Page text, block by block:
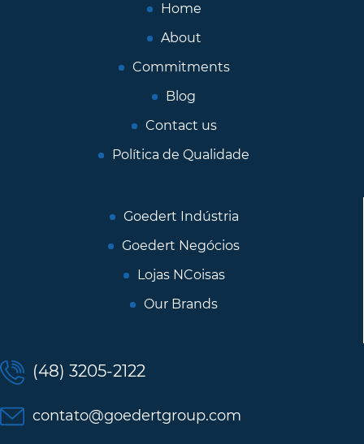
Home
About
Commitments
Blog
Contact us
Política de Qualidade
Goedert Indústria
Goedert Negócios
Lojas NCoisas
Our Brands
(48) 3205-2122
contato@goedertgroup.com